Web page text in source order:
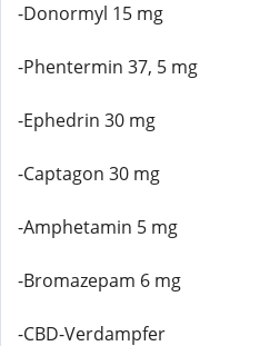
-Donormyl 15 mg
-Phentermin 37, 5 mg
-Ephedrin 30 mg
-Captagon 30 mg
-Amphetamin 5 mg
-Bromazepam 6 mg
-CBD-Verdampfer